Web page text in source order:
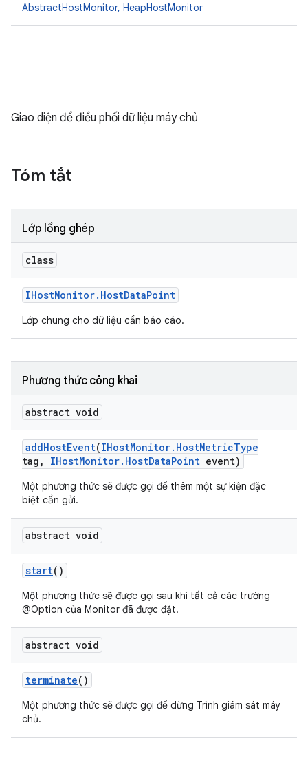
AbstractHostMonitor, HeapHostMonitor
Giao diện để điều phối dữ liệu máy chủ
Tóm tắt
Lớp lồng ghép
class
IHostMonitor. HostDataPoint
Lớp chung cho dữ liệu cần báo cáo.
Phương thức công khai
abstract void
addHostEvent(IHostMonitor. HostMetricType
tag , IHostMonitor. HostDataPoint event)
Một phương thức sẽ được gọi để thêm một sự kiện đặc
biệt cần gửi.
abstract void
start()
Một phương thức sẽ được gọi sau khi tất cả các trường
@Option của Monitor đã được đặt.
abstract void
terminate()
Một phương thức sẽ được gọi để dừng Trình giám sát máy
chủ.